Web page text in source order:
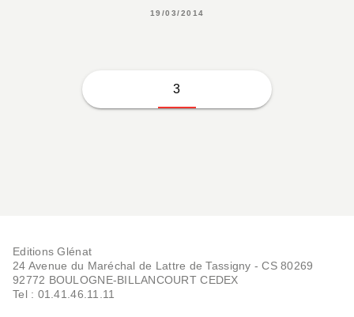
19/03/2014
3
Editions Glénat
24 Avenue du Maréchal de Lattre de Tassigny - CS 80269
92772 BOULOGNE-BILLANCOURT CEDEX
Tel : 01.41.46.11.11